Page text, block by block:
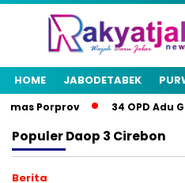
HOME JABODETABEK
Porprov 34 OPD Adu
PopulerDaop 3 Cirebon
Berita